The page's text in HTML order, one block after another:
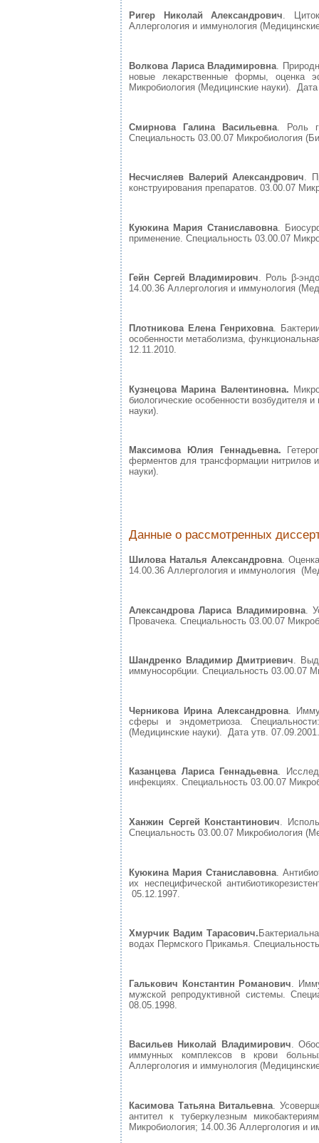
Ригер Николай Александрович.
Аллергология и иммунология
Волкова Лариса Владимировна.
новые лекарственные формы, оценка
Микробиология (Медицинские науки).
Смирнова Галина Васильевна. Роль
Специальность 03.00.07 Микробиология
Несчисляев Валерий Александрович.
конструирования препаратов. 03.00.07
Куюкина Мария Станиславовна .
применение. Специальность 03.00.07
Гейн Сергей Владимирович. Роль β-
14.00.36 Аллергология и иммунология
Плотникова Елена Генриховна .
особенности метаболизма,
12.11.2010.
Кузнецова Марина Валентиновна.
биологические особенности возбудителя
науки).
Максимова Юлия Геннадьевна.
ферментов для трансформации нитрилов
науки).
Данные о рассмотренных
Шилова Наталья Александровна.
14.00.36 Аллергология и иммунология
Александрова Лариса Владимировна.
Провачека. Специальность 03.00.07
Шандренко Владимир Дмитриевич.
иммуносорбции. Специальность 03.00.07
Черникова Ирина Александровна .
сферы и эндометриоза.
(Медицинские науки). Дата утв. 07.09.2001.
Казанцева Лариса Геннадьевна.
инфекциях. Специальность 03.00.07
Ханжин Сергей Константинович .
Специальность 03.00.07 Микробиология
Куюкина Мария Станиславовна .
их неспецифической
05.12.1997.
Хмурчик Вадим Тарасович.
водах Пермского Прикамья.
Галькович Константин Романович .
мужской репродуктивной системы.
08.05.1998.
Васильев Николай Владимирович.
иммунных комплексов в крови
Аллергология и иммунология
Касимова Татьяна Витальевна .
антител к туберкулезным
Микробиология; 14.00.36 Аллергология и